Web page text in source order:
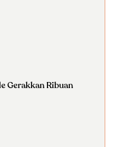
Gerakkan Ribuan